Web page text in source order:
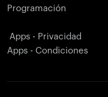
Programación
Apps - Privacidad
Apps - Condiciones